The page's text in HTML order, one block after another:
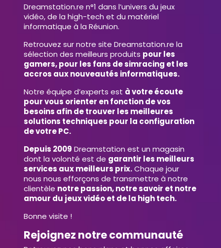
Dreamstation.re n°1 dans l’univers du jeux
vidéo, de la high-tech et du matériel
informatique à la Réunion.
Retrouvez sur notre site Dreamstation.re la
sélection des meilleurs produits pour les
gamers, pour les fans de simracing et les
accros aux nouveautés informatiques.
Notre équipe d’experts est à votre écoute
pour vous orienter en fonction de vos
besoins afin de trouver les meilleures
solutions techniques pour la configuration
de votre PC.
Depuis 2009 Dreamstation est un magasin
dont la volonté est de garantir les meilleurs
services aux meilleurs prix.Chaque jour
nous nous efforçons de transmettre à notre
clientèle notre passion, notre savoir et notre
amour du jeux vidéo et de la high tech.
Bonne visite !
Rejoignez notre communauté